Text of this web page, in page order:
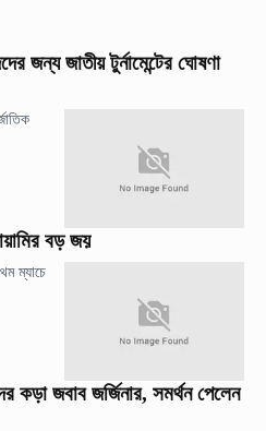
জন্য জাতীয় টুর্নামেন্টের ঘোষণা
বড় জয়
ম্যাচে
কড়া জবাব জর্জিনার, সমর্থন পেলেন